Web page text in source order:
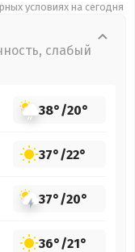
условиях на сегодня
слабый
38°/20°
37°/22°
37°/20°
36°/21°